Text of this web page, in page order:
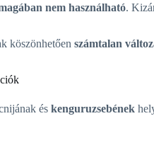
nem használható.
köszönhetően számtalan
és kenguruzsebének